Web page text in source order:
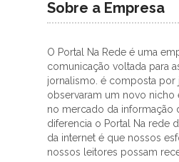
Sobre a Empresa
O Portal Na Rede é uma
comunicação voltada para
jornalismo. é composta por
observaram um novo nicho
no mercado da informação
diferencia o Portal Na rede
da internet é que nossos
nossos leitores possam